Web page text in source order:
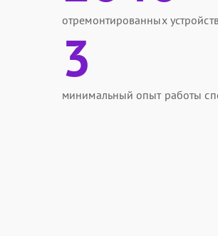
отремонтированных
3
минимальный опыт работы